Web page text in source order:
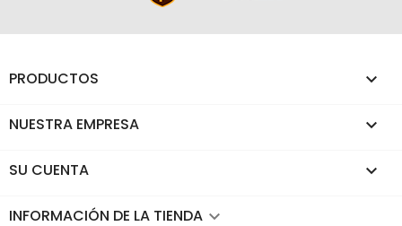
PRODUCTOS 
NUESTRA EMPRESA 
SU CUENTA 
INFORMACIÓN DE LA TIENDA keyboard_arrow_down